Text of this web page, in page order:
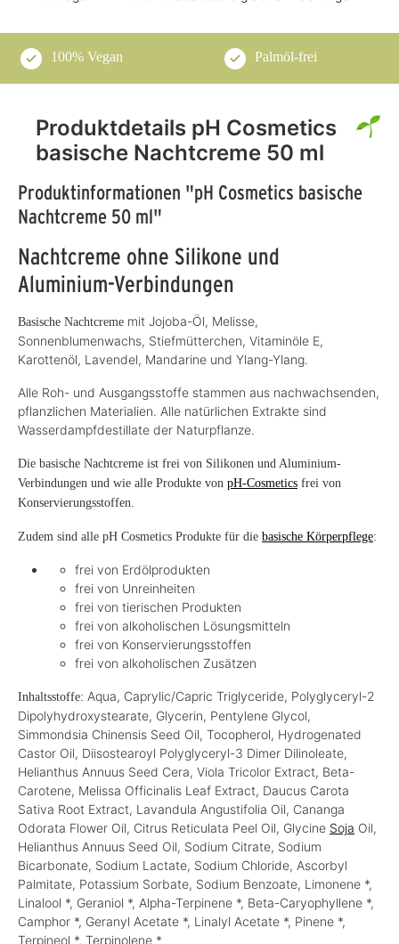
100% Vegan Palmöl-frei
Produktdetails pH Cosmetics
basische Nachtcreme 50 ml
Produktinformationen "pH Cosmetics basische
Nachtcreme 50 ml"
Nachtcreme ohne Silikone und
Aluminium-Verbindungen
Basische Nachtcreme mit Jojoba-Öl, Melisse,
Sonnenblumenwachs, Stiefmütterchen, Vitaminöle E,
Karottenöl, Lavendel, Mandarine und Ylang-Ylang.
Alle Roh- und Ausgangsstoffe stammen aus nachwachsenden,
pflanzlichen Materialien. Alle natürlichen Extrakte sind
Wasserdampfdestillate der Naturpflanze.
Die basische Nachtcreme ist frei von Silikonen und Aluminium-
Verbindungen und wie alle Produkte von pH-Cosmetics frei von
Konservierungsstoffen.
Zudem sind alle pH Cosmetics Produkte für die basische Körperpflege:
frei von Erdölprodukten
frei von Unreinheiten
frei von tierischen Produkten
frei von alkoholischen Lösungsmitteln
frei von Konservierungsstoffen
frei von alkoholischen Zusätzen
Inhaltsstoffe: Aqua, Caprylic/Capric Triglyceride, Polyglyceryl-2
Dipolyhydroxystearate, Glycerin, Pentylene Glycol,
Simmondsia Chinensis Seed Oil, Tocopherol, Hydrogenated
Castor Oil, Diisostearoyl Polyglyceryl-3 Dimer Dilinoleate,
Helianthus Annuus Seed Cera, Viola Tricolor Extract, Beta-
Carotene, Melissa Officinalis Leaf Extract, Daucus Carota
Sativa Root Extract, Lavandula Angustifolia Oil, Cananga
Odorata Flower Oil, Citrus Reticulata Peel Oil, Glycine Soja Oil,
Helianthus Annuus Seed Oil, Sodium Citrate, Sodium
Bicarbonate, Sodium Lactate, Sodium Chloride, Ascorbyl
Palmitate, Potassium Sorbate, Sodium Benzoate, Limonene *,
Linalool *, Geraniol *, Alpha-Terpinene *, Beta-Caryophyllene *,
Camphor *, Geranyl Acetate *, Linalyl Acetate *, Pinene *,
Terpineol *, Terpinolene *